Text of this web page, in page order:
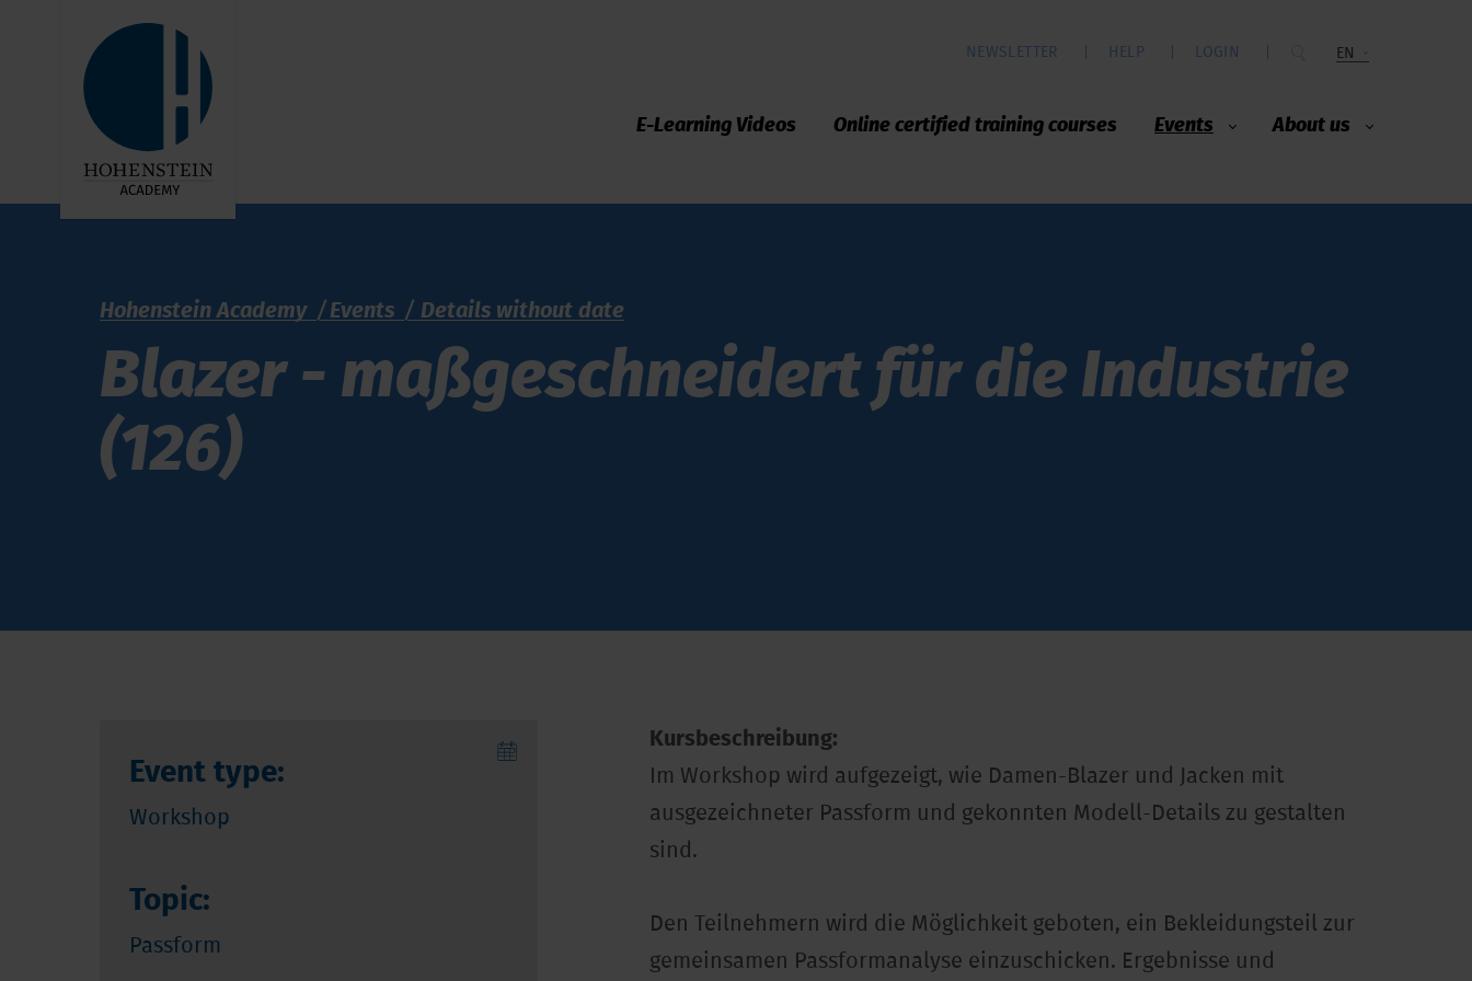
E-Learning Videos Online certified training courses Events About us
NEWSLETTER HELP LOGIN EN
Hohenstein Academy Events Details without date
Blazer - maßgeschneidert für die Industrie
(126)
Event type:
Workshop
Topic:
Passform
Kursbeschreibung:
Im Workshop wird aufgezeigt, wie Damen-Blazer und Jacken mit
ausgezeichneter Passform und gekonnten Modell-Details zu gestalten
sind.
Den Teilnehmern wird die Möglichkeit geboten, ein Bekleidungsteil zur
gemeinsamen Passformanalyse einzuschicken. Ergebnisse und